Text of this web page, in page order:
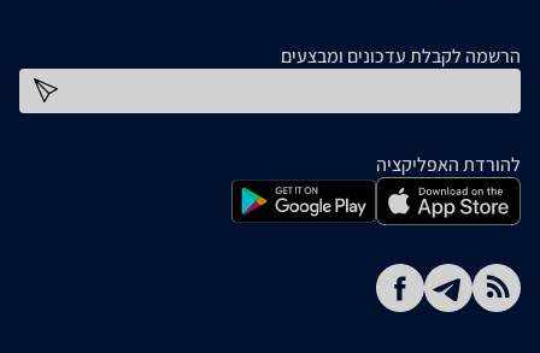
הרשמה לקבלת עדכונים ומבצעים
להורדת האפליקציה